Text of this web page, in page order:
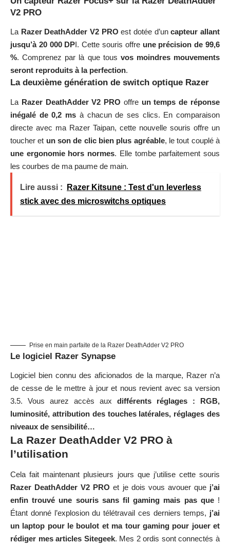
V2 PRO
La Razer DeathAdder V2 PRO est dotée d’uncapteur allant
jusqu’à 20 000 DPI. Cette souris offre une précision de 99,6
%. Comprenez par là que tous vos moindres mouvements
seront reproduits à la perfection.
La deuxième génération de switch optique Razer
La Razer DeathAdder V2 PRO offre un temps de réponse
inégalé de 0,2 ms à chacun de ses clics. En comparaison
directe avec ma Razer Taipan, cette nouvelle souris offre un
toucher et un son de clic bien plus agréable, le tout couplé à
une ergonomie hors normes. Elle tombe parfaitement sous
les courbes de ma paume de main.
Lire aussi :
Razer Kitsune : Test d'un leverless
stick avec des microswitchs optiques
Prise en main parfaite de la Razer DeathAdder V2 PRO
Le logiciel Razer Synapse
Logiciel bien connu des aficionados de la marque, Razer n’a
de cesse de le mettre à jour et nous revient avec sa version
3.5. Vous aurez accès aux différents réglages : RGB,
luminosité, attribution des touches latérales, réglages des
niveaux de sensibilité…
La Razer DeathAdder V2 PRO à
l’utilisation
Cela fait maintenant plusieurs jours que j’utilise cette souris
Razer DeathAdder V2 PRO et je dois vous avouer que j’ai
enfin trouvé une souris sans fil gaming mais pas que!
Étant donné l’explosion du télétravail ces derniers temps, j’ai
un laptop pour le boulot et ma tour gaming pour jouer et
rédiger mes articles Sitegeek. Mes 2 ordis sont connectés à